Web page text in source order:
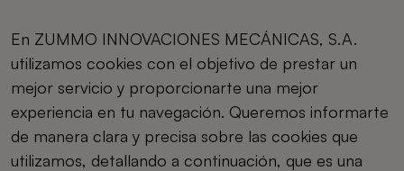
En ZUMMO INNOVACIONES MECÁNICAS, S.A.
utilizamos cookies con el objetivo de prestar un
mejor servicio y proporcionarte una mejor
experiencia en tu navegación. Queremos informarte
de manera clara y precisa sobre las cookies que
utilizamos, detallando a continuación, que es una